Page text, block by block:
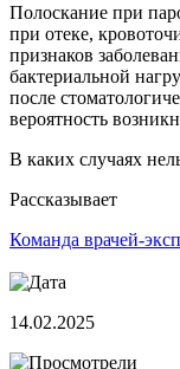
Полоскание при
при отеке,
признаков
бактериальной
после
вероятность
В каких случаях
Рассказывает
Команда врачей-
14.02.2025